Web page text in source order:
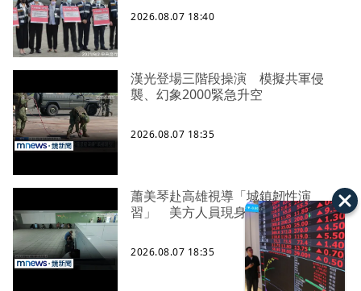
2026.08.07 18:40
漢光登場三階段操演 模擬共軍侵
襲、幻象2000緊急升空
2026.08.07 18:35
蕭美琴赴高雄視導「城鎮韌性演
習」 美方人員現身觀摩
2026.08.07 18:35